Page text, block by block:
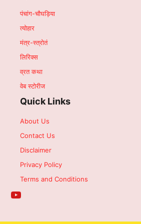
पंचांग-चौघड़िया
त्योहार
मंत्र-स्त्रोतं
लिरिक्स
व्रत कथा
वेब स्टोरीज
Quick Links
About Us
Contact Us
Disclaimer
Privacy Policy
Terms and Conditions
YouTube